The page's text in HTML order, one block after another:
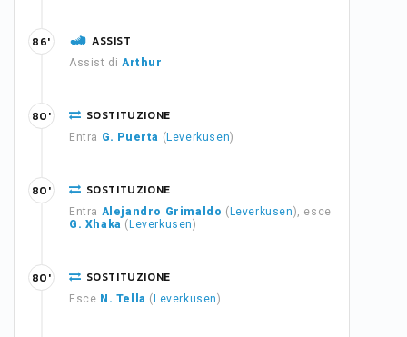
ASSIST
Assist di Arthur
86'
SOSTITUZIONE
Entra G. Puerta ( Leverkusen)
80'
SOSTITUZIONE
Entra Alejandro Grimaldo ( Leverkusen), esce
G. Xhaka ( Leverkusen)
80'
SOSTITUZIONE
Esce N. Tella ( Leverkusen)
80'